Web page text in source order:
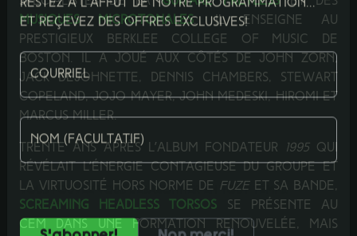
musiques microtonales. Il enseigne au
prestigieux Berklee College of Music de
Boston. Il a joué aux côtés de John Zorn,
Jack DeJohnette, Dennis Chambers, Stewart
Copeland, JoJo Mayer, John Medeski, Hiromi et
Marcus Miller.
Trente ans après l’album fondateur 1995 qui
révélait l’énergie contagieuse du groupe et
la virtuosité hors norme de Fuzeet sa bande,
Screaming Headless Torsos se présente au
CEM dans une formation renouvelée, mais
Restez à l'affut de notre programmation...
et reçevez des offres exclusives!
Courriel
Nom (facultatif)
Vous pouvez vous desabonner en tout temps.